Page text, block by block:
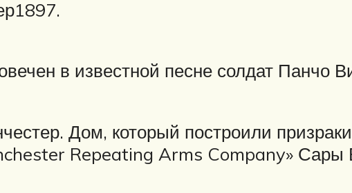
в известной песне солдат
Дом, который построили
Repeating Arms Company» Сары